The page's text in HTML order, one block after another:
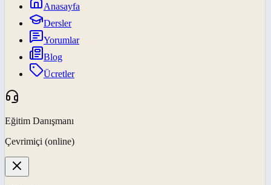
Anasayfa
Dersler
Yorumlar
Blog
Ücretler
Eğitim Danışmanı
Çevrimiçi (online)